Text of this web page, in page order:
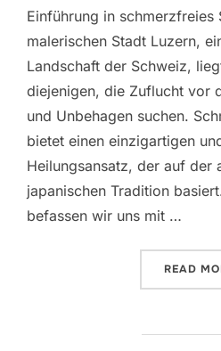
Einführung in schmerzfreies
malerischen Stadt Luzern,
Landschaft der Schweiz,
diejenigen, die Zuflucht vor
und Unbehagen suchen.
bietet einen einzigartigen
Heilungsansatz, der auf der
japanischen Tradition
befassen wir uns mit …
READ